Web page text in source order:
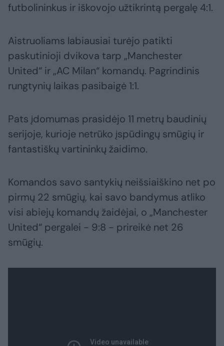
futbolininkus ir iškovojo užtikrintą pergalę 4:1.
Aistruoliams labiausiai turėjo patikti
paskutinioji dvikova tarp „Manchester
United“ ir „AC Milan“ komandų. Pagrindinis
rungtynių laikas pasibaigė 1:1.
Pats įdomumas prasidėjo 11 metrų baudinių
serijoje, kurioje netrūko įspūdingų smūgių ir
fantastiškų vartininkų žaidimo.
Komandos savo santykių neišsiaiškino net po
pirmų 22 smūgių, kai savo bandymus atliko
visi abiejų komandų žaidėjai, o „Manchester
United“ pergalei - 9:8 - prireikė net 26
smūgių.